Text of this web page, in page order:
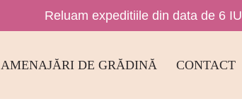
Reluam expeditiile din data de 6
AMENAJĂRI DE GRĂDINĂ CONTACT